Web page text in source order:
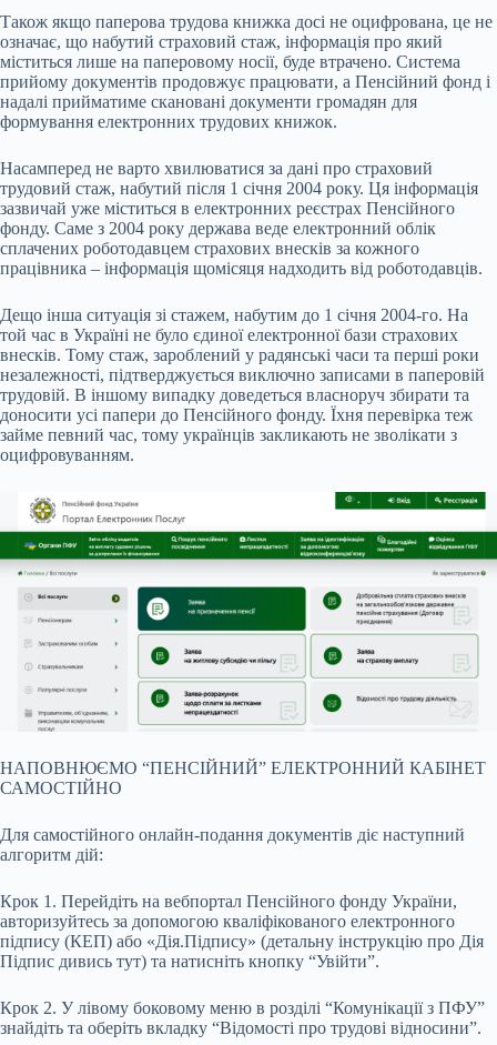
Також якщо паперова трудова книжка досі не оцифрована, це не
означає, що набутий страховий стаж, інформація про який
міститься лише на паперовому носії, буде втрачено. Система
прийому документів продовжує працювати, а Пенсійний фонд і
надалі прийматиме скановані документи громадян для
формування електронних трудових книжок.
Насамперед не варто хвилюватися за дані про страховий
трудовий стаж, набутий після 1 січня 2004 року. Ця інформація
зазвичай уже міститься в електронних реєстрах Пенсійного
фонду. Саме з 2004 року держава веде електронний облік
сплачених роботодавцем страхових внесків за кожного
працівника – інформація щомісяця надходить від роботодавців.
Дещо інша ситуація зі стажем, набутим до 1 січня 2004-го. На
той час в Україні не було єдиної електронної бази страхових
внесків. Тому стаж, зароблений у радянські часи та перші роки
незалежності, підтверджується виключно записами в паперовій
трудовій. В іншому випадку доведеться власноруч збирати та
доносити усі папери до Пенсійного фонду. Їхня перевірка теж
займе певний час, тому українців закликають не зволікати з
оцифровуванням.
НАПОВНЮЄМО “ПЕНСІЙНИЙ” ЕЛЕКТРОННИЙ КАБІНЕТ
САМОСТІЙНО
Для самостійного онлайн-подання документів діє наступний
алгоритм дій:
Крок 1. Перейдіть на вебпортал Пенсійного фонду України,
авторизуйтесь за допомогою кваліфікованого електронного
підпису (КЕП) або «Дія.Підпису» (детальну інструкцію про Дія
Підпис дивись тут) та натисніть кнопку “Увійти”.
Крок 2. У лівому боковому меню в розділі “Комунікації з ПФУ”
знайдіть та оберіть вкладку “Відомості про трудові відносини”.